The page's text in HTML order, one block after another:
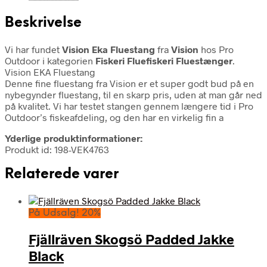
Beskrivelse
Vi har fundet Vision Eka Fluestang fra Vision hos Pro
Outdoor i kategorien Fiskeri Fluefiskeri Fluestænger.
Vision EKA Fluestang
Denne fine fluestang fra Vision er et super godt bud på en
nybegynder fluestang, til en skarp pris, uden at man går ned
på kvalitet. Vi har testet stangen gennem længere tid i Pro
Outdoor’s fiskeafdeling, og den har en virkelig fin a
Yderlige produktinformationer:
Produkt id: 198-VEK4763
Relaterede varer
På Udsalg! 20%
Fjällräven Skogsö Padded Jakke
Black